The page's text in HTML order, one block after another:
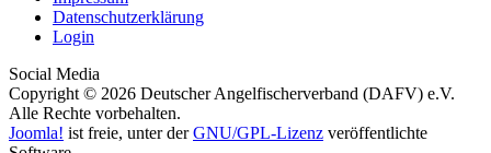
Datenschutzerklärung
Login
Social Media
Copyright © 2026 Deutscher Angelfischerverband (DAFV) e.V.
Alle Rechte vorbehalten.
Joomla! ist freie, unter derGNU/GPL-Lizenz veröffentlichte